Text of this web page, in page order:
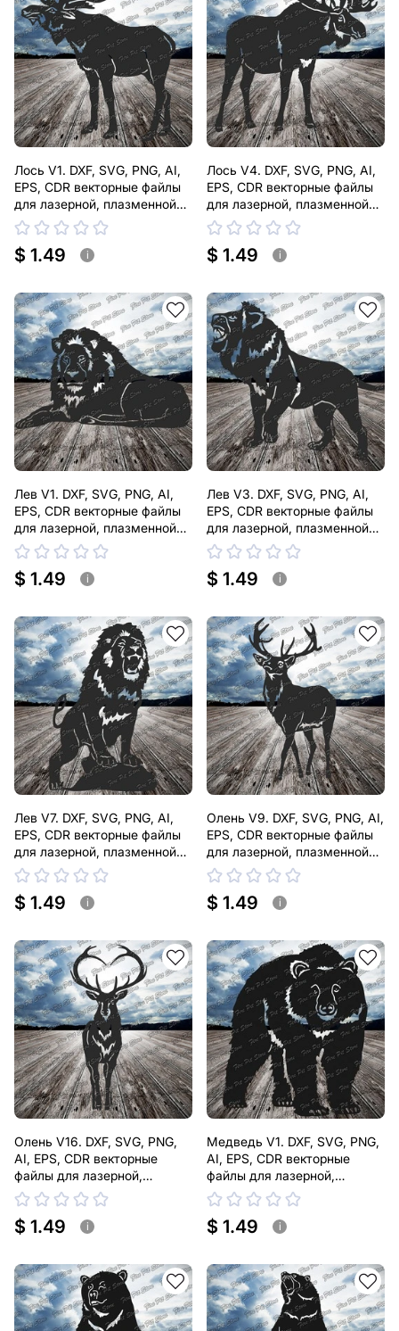
Лось V1. DXF, SVG, PNG, AI,
EPS, CDR векторные файлы
для лазерной, плазменной
резки
$ 1.49 i
Лось V4. DXF, SVG, PNG, AI,
EPS, CDR векторные файлы
для лазерной, плазменной
резки
$ 1.49 i
Лев V1. DXF, SVG, PNG, AI,
EPS, CDR векторные файлы
для лазерной, плазменной
резки
$ 1.49 i
Лев V3. DXF, SVG, PNG, AI,
EPS, CDR векторные файлы
для лазерной, плазменной
резки
$ 1.49 i
Лев V7. DXF, SVG, PNG, AI,
EPS, CDR векторные файлы
для лазерной, плазменной
резки
$ 1.49 i
Олень V9. DXF, SVG, PNG, AI,
EPS, CDR векторные файлы
для лазерной, плазменной
резки
$ 1.49 i
Олень V16. DXF, SVG, PNG,
AI, EPS, CDR векторные
файлы для лазерной,
плазменной резки
$ 1.49 i
Медведь V1. DXF, SVG, PNG,
AI, EPS, CDR векторные
файлы для лазерной,
плазменной резки
$ 1.49 i